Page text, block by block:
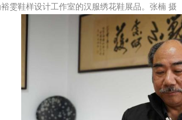
裕雯鞋样设计工作室的汉服绣花鞋展品。张楠 摄